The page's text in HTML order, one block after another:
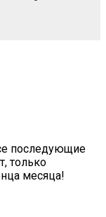
последующие
только
месяца!